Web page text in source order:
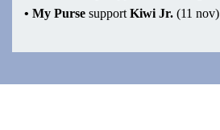
• My Purse support Kiwi Jr. (11 nov)